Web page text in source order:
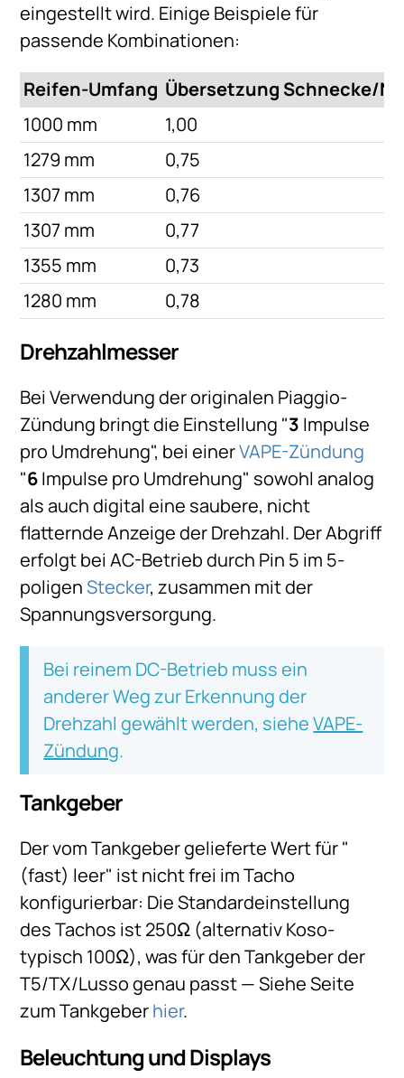
eingestellt wird. Einige Beispiele für
passende Kombinationen:
Reifen-Umfang Übersetzung Schnecke/
1000 mm
1,00
1279 mm
0,75
1307 mm
0,76
1307 mm
0,77
1355 mm
0,73
1280 mm
0,78
Drehzahlmesser
Bei Verwendung der originalen Piaggio-
Zündung bringt die Einstellung "3 Impulse
pro Umdrehung", bei einerVAPE-Zündung
"6Impulse pro Umdrehung" sowohl analog
als auch digital eine saubere, nicht
flatternde Anzeige der Drehzahl. Der Abgriff
erfolgt bei AC-Betrieb durch Pin 5 im 5-
poligenStecker, zusammen mit der
Spannungsversorgung.
Bei reinem DC-Betrieb muss ein
anderer Weg zur Erkennung der
Drehzahl gewählt werden, sieheVAPE-
Zündung.
Tankgeber
Der vom Tankgeber gelieferte Wert für "
(fast) leer" ist nicht frei im Tacho
konfigurierbar: Die Standardeinstellung
des Tachos ist 250Ω (alternativ Koso-
typisch 100Ω), was für den Tankgeber der
T5/TX/Lusso genau passt — Siehe Seite
zum Tankgeberhier.
Beleuchtung und Displays